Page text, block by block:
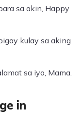
sa akin, Happy
kulay sa aking
sa iyo, Mama.
in